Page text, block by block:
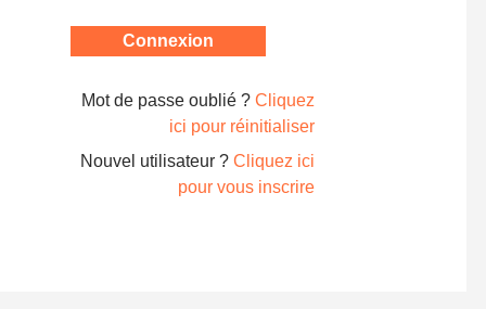
Mot de passe oublié ? Cliquez
ici pour réinitialiser
Nouvel utilisateur ? Cliquez ici
pour vous inscrire